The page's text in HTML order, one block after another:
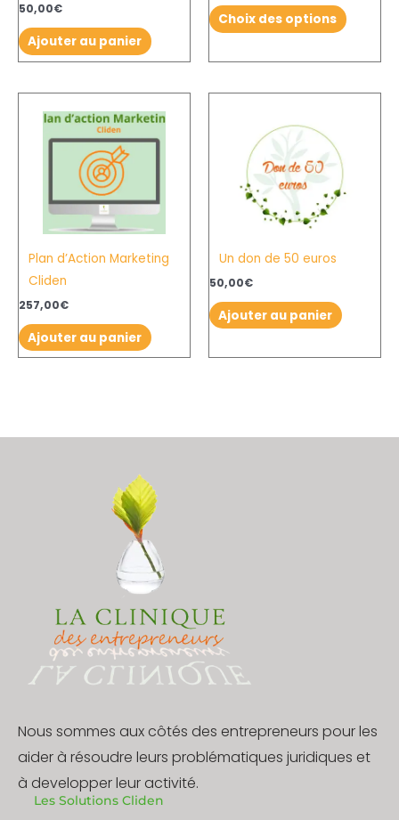
50,00€
Ajouter au panier
Choix des options
sur
du
Plan d’Action Marketing
Cliden
257,00€
Ajouter au panier
Un don de 50 euros
50,00€
Ajouter au panier
Nous sommes aux côtés des entrepreneurs pour les
aider à résoudre leurs problématiques juridiques et
à developper leur activité.
Les Solutions Cliden